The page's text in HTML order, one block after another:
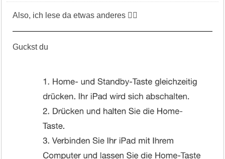
Also, ich lese da etwas anderes 🤷‍♀️
Guckst du